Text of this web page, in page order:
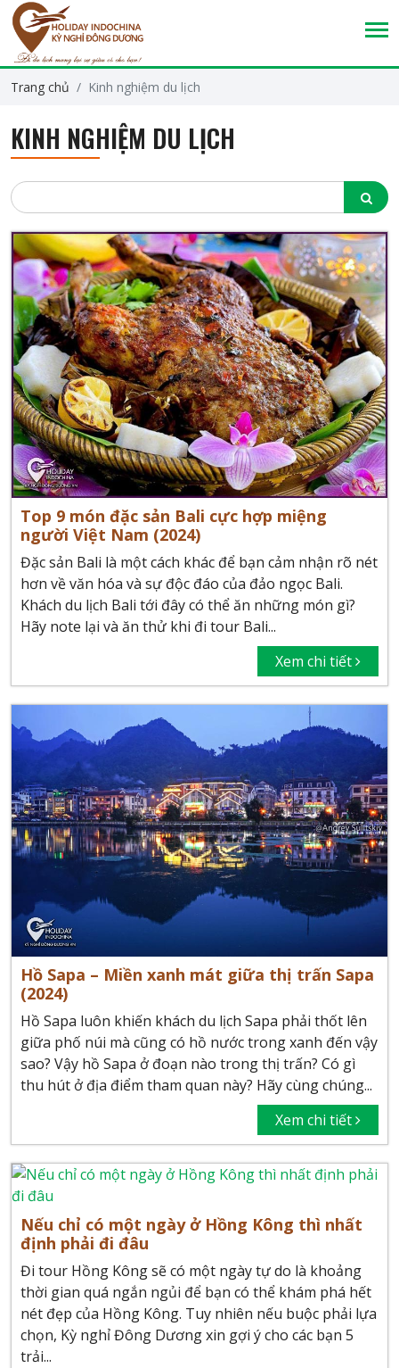
Trang chủ Kinh nghiệm du lịch
KINH NGHIỆM DU LỊCH
Top 9 món đặc sản Bali cực hợp miệng
người Việt Nam (2024)
Đặc sản Bali là một cách khác để bạn cảm nhận rõ nét
hơn về văn hóa và sự độc đáo của đảo ngọc Bali.
Khách du lịch Bali tới đây có thể ăn những món gì?
Hãy note lại và ăn thử khi đi tour Bali...
Xem chi tiết
Hồ Sapa – Miền xanh mát giữa thị trấn Sapa
(2024)
Hồ Sapa luôn khiến khách du lịch Sapa phải thốt lên
giữa phố núi mà cũng có hồ nước trong xanh đến vậy
sao? Vậy hồ Sapa ở đoạn nào trong thị trấn? Có gì
thu hút ở địa điểm tham quan này? Hãy cùng chúng...
Xem chi tiết
Nếu chỉ có một ngày ở Hồng Kông thì nhất
định phải đi đâu
Đi tour Hồng Kông sẽ có một ngày tự do là khoảng
thời gian quá ngắn ngủi để bạn có thể khám phá hết
nét đẹp của Hồng Kông. Tuy nhiên nếu buộc phải lựa
chọn, Kỳ nghỉ Đông Dương xin gợi ý cho các bạn 5
trải...